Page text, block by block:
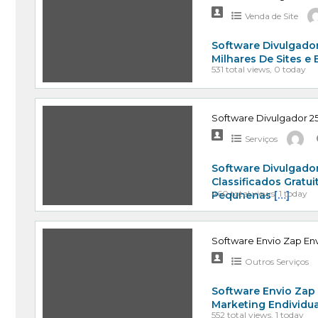
Venda de Site
Software
Milhares De Sites
531 total views, 0 today
Software Divulgador
Serviços
Software
Classificados
Pequnenas[…]
460 total views, 1 today
Software Envio Zap
Outros Serviços
Software Envio
Marketing
552 total views, 1 today